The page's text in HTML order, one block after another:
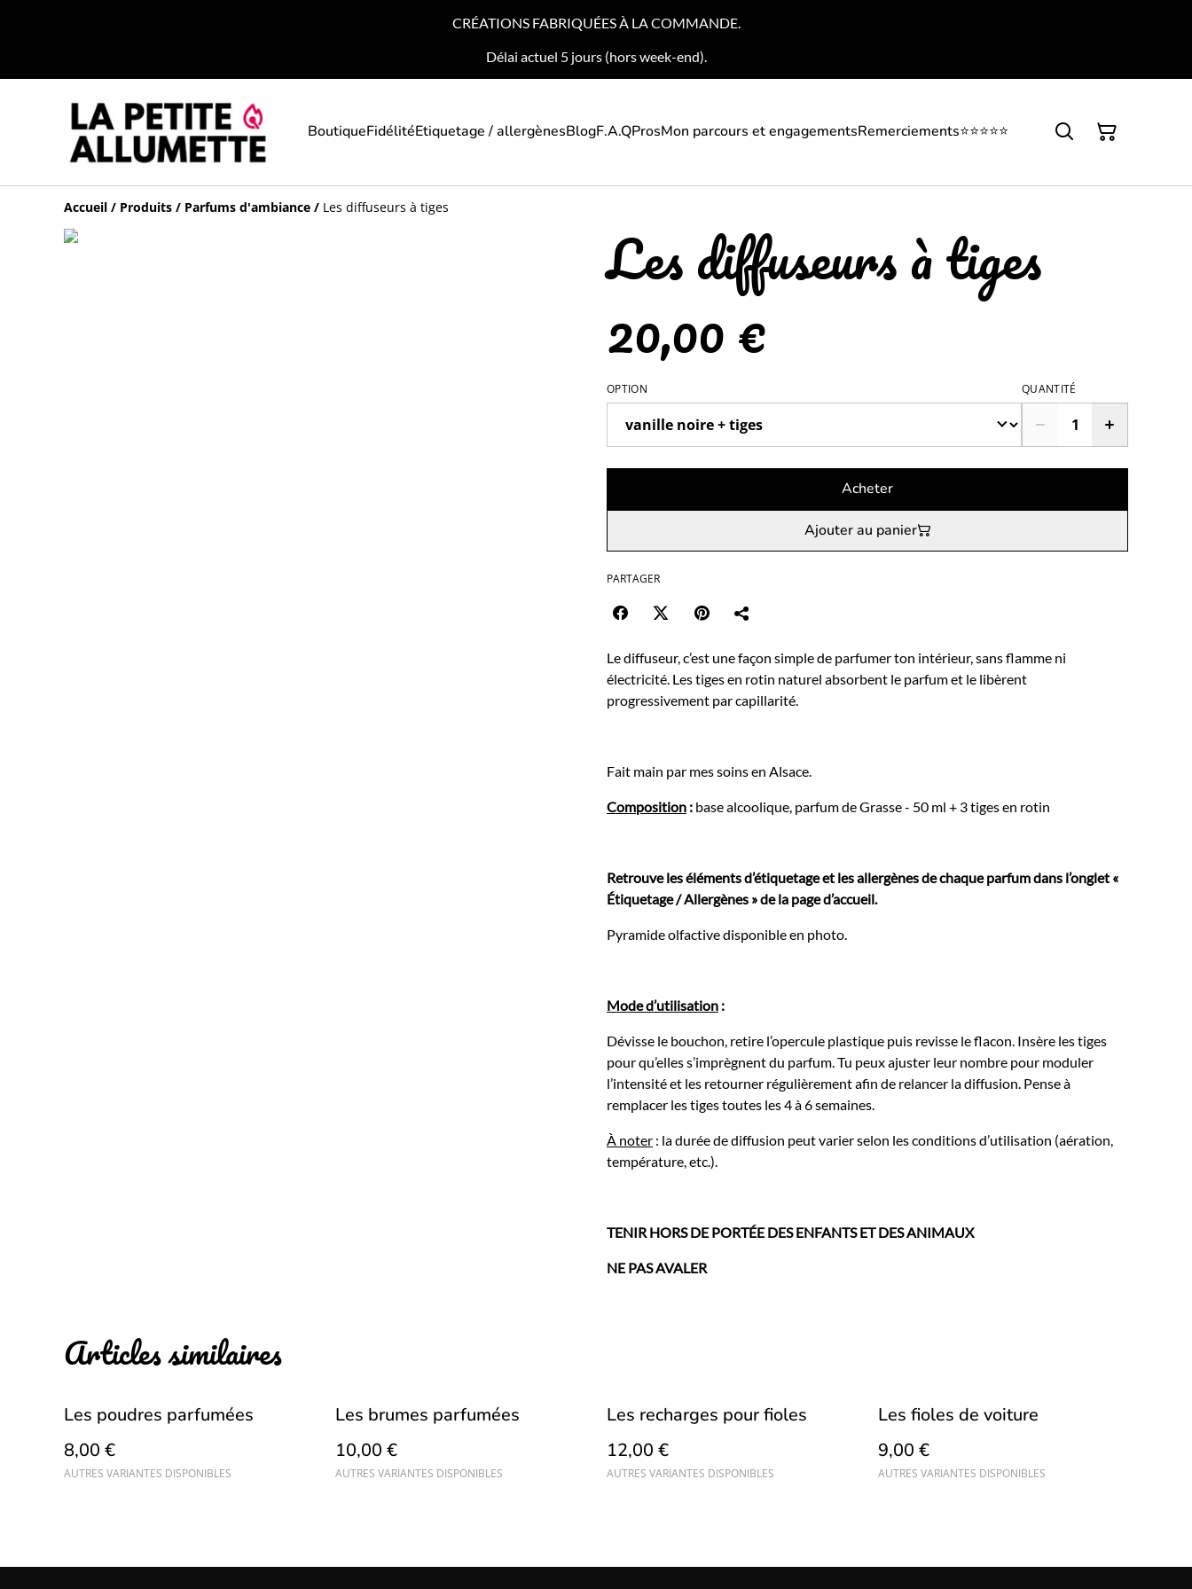
CRÉATIONS FABRIQUÉES À LA COMMANDE.
Délai actuel 5 jours (hors week-end).
BoutiqueFidélitéEtiquetage / allergènesBlogF.A.QProsMon parcours et engagementsRemerciements⭐⭐⭐⭐⭐
Accueil / Produits / Parfums d'ambiance / Les diffuseurs à tiges
Les diffuseurs à tiges
20,00 €
OPTION QUANTITÉ
Acheter
Ajouter au panier
PARTAGER
Le diffuseur, c’est une façon simple de parfumer ton intérieur, sans flamme ni
électricité. Les tiges en rotin naturel absorbent le parfum et le libèrent
progressivement par capillarité.
Fait main par mes soins en Alsace.
Composition : base alcoolique, parfum de Grasse - 50 ml + 3 tiges en rotin
Retrouve les éléments d’étiquetage et les allergènes de chaque parfum dans l’onglet «
Étiquetage / Allergènes » de la page d’accueil.
Pyramide olfactive disponible en photo.
Mode d’utilisation :
Dévisse le bouchon, retire l’opercule plastique puis revisse le flacon. Insère les tiges
pour qu’elles s’imprègnent du parfum. Tu peux ajuster leur nombre pour moduler
l’intensité et les retourner régulièrement afin de relancer la diffusion. Pense à
remplacer les tiges toutes les 4 à 6 semaines.
À noter : la durée de diffusion peut varier selon les conditions d’utilisation (aération,
température, etc.).
TENIR HORS DE PORTÉE DES ENFANTS ET DES ANIMAUX
NE PAS AVALER
Articles similaires
Les poudres parfumées
8,00 €
AUTRES VARIANTES DISPONIBLES
Les brumes parfumées
10,00 €
AUTRES VARIANTES DISPONIBLES
Les recharges pour fioles
12,00 €
AUTRES VARIANTES DISPONIBLES
Les fioles de voiture
9,00 €
AUTRES VARIANTES DISPONIBLES